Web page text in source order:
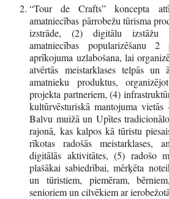
“Tour de Crafts” koncepta
amatniecības pārrobežu tūrisma
izstrāde, (2) digitālu izstāžu
amatniecības popularizēšanu
aprīkojuma uzlabošana, lai
atvērtās meistarklases telpās
amatnieku produktus,
projekta partneriem, (4)
kultūrvēsturiskā mantojuma
Balvu muižā un Upītes
rajonā, kas kalpos kā tūristu
rīkotas radošās meistarklases,
digitālās aktivitātes, (5) radošo
plašākai sabiedrībai, mērķēta
un tūristiem, piemēram,
senioriem un cilvēkiem ar